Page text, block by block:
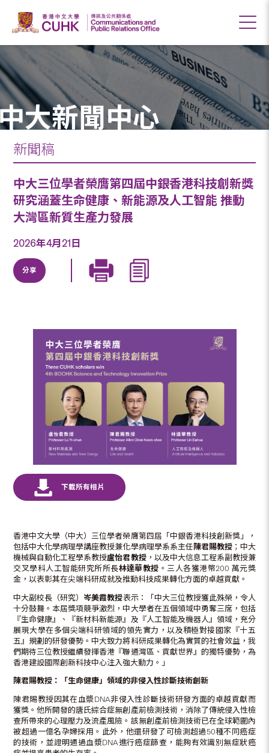
大新聞中心
新聞稿
中大三位學者榮膺第四屆中銀香港科技創新獎
研究涵蓋生命健康、新能源及人工智能 推動
大灣區新質生產力發展
2026年4月21日
分享
香港中文大學（中大）三位學者榮膺第四屆「中銀香港科技創新獎」，
包括中大化學病理學講座教授兼化學病理學系系主任 陳君賜教授；中大
機械與自動化工程學系教授盧怡君教授，以及中大信息工程系副教授兼
交叉學科人工智能研究所所長林達華教授 。三人各獲港幣200 萬元獎
金，以表彰其在尖端科研成就及推動科技成果轉化方面的卓越貢獻。
中大副校長（研究）岑美霞教授表示：「中大三位教授獲此殊榮，令人
十分鼓舞。本屆獎項競爭激烈，中大學者在五個領域中勇奪三席，包括
『生命健康』、『新材料新能源』及『人工智能及機器人』領域，充分
展現大學在多個尖端科研領域的領先實力，以及積極對接國家『十五
五』規劃的研發優勢。中大致力將科研成果轉化為實質的社會效益，我
們期待三位教授繼續發揮香港『聯通灣區、貢獻世界』的獨特優勢，為
香港建設國際創新科技中心注入強大動力。」
陳君賜教授：「生命健康」領域的非侵入性診斷技術創新
陳君賜教授因其在血漿DNA非侵入性診斷技術研發方面的卓越貢獻而
獲獎。他所開發的唐氏綜合症無創產前檢測技術，消除了傳統侵入性檢
查所帶來的心理壓力及流產風險。該無創產前檢測技術已在全球範圍內
被超過一億名孕婦採用。此外，他還研發了可檢測超過50種不同癌症
的技術，並證明通過血漿DNA進行癌症篩查，能夠有效識別無症狀癌